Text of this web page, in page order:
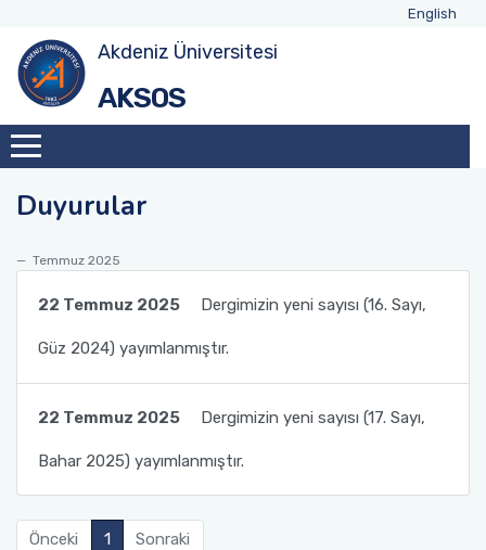
English
Akdeniz Üniversitesi
AKSOS
Duyurular
Temmuz 2025
22 Temmuz 2025 Dergimizin yeni sayısı (16. Sayı,
Güz 2024) yayımlanmıştır.
22 Temmuz 2025 Dergimizin yeni sayısı (17. Sayı,
Bahar 2025) yayımlanmıştır.
Önceki 1 Sonraki